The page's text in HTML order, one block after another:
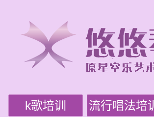
k歌培训 流行唱法培训